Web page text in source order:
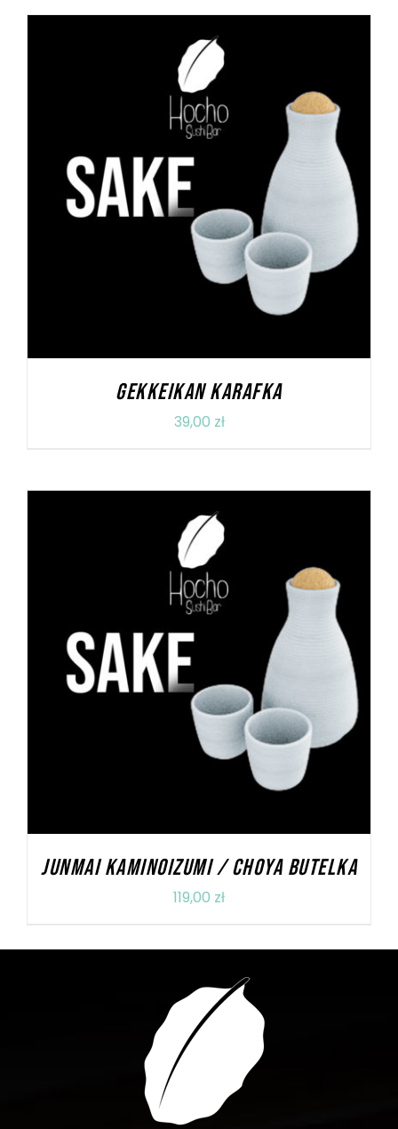
DODAJ DO KOSZYKA SZCZEGÓŁY
GEKKEIKAN KARAFKA
39,00 zł
DODAJ DO KOSZYKA SZCZEGÓŁY
JUNMAI KAMINOIZUMI / CHOYA BUTELKA
119,00 zł